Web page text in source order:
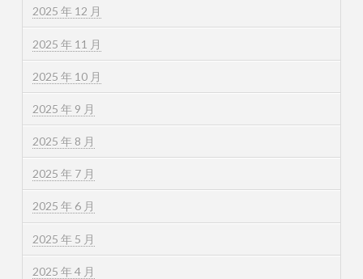
2025 年 12 月
2025 年 11 月
2025 年 10 月
2025 年 9 月
2025 年 8 月
2025 年 7 月
2025 年 6 月
2025 年 5 月
2025 年 4 月